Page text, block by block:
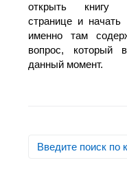
открыть книгу
странице и
именно там
вопрос, который
данный момент.